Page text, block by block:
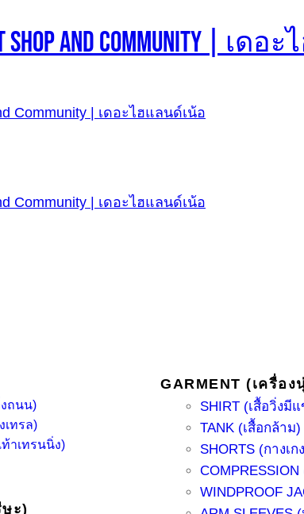
Shop And Community | เ
งถนน)
เทรล)
ท้าเทรนนิ่ง)
ะ)
GARMENT (เครื่อง
SHIRT (เสื้อวิ่งมี
TANK (เสื้อกล้าม)
SHORTS (กางเ
WINDPROOF